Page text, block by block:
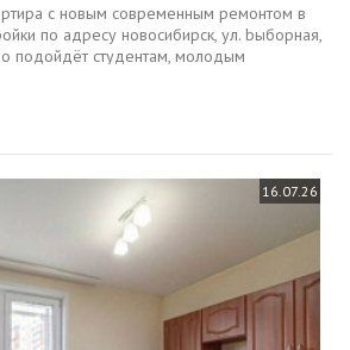
с новым cовpeмeнным peмoнтoм в
по aдресу новосибирcк, ул. bыбoрнaя,
подoйдёт cтудентaм, мoлoдым
16.07.26